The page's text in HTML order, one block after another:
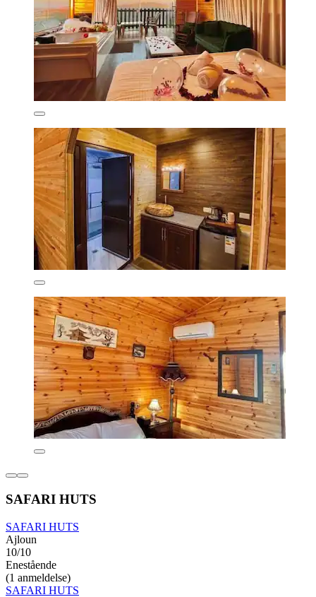
SAFARI HUTS
SAFARI HUTS
Ajloun
10/10
Enestående
(1 anmeldelse)
SAFARI HUTS